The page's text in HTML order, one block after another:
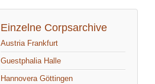
Einzelne Corpsarchive
Austria Frankfurt
Guestphalia Halle
Hannovera Göttingen